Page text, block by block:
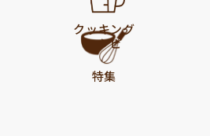
クッキング
レシピ
特集